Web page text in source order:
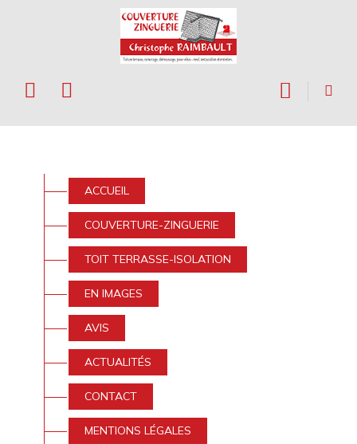
TERRASSE-
ACTUALITÉS
ACCUEIL
COUVERTURE-ZINGUERIE
TOIT TERRASSE-ISOLATION
EN IMAGES
AVIS
ACTUALITÉS
CONTACT
MENTIONS LÉGALES